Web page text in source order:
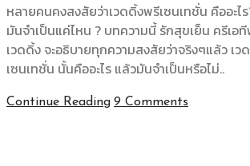
หลายคนคงสงสัยว่าเวดดิ้งพรีเซนเทชั่น คืออะไ
มันจำเป็นแค่ไหน ? บทความนี้ รักสุขเย็น ครีเอ
เวดดิ้ง จะอธิบายทุกความสงสัยว่าจริงๆแล้ว เว
เซนเทชั่น นั้นคืออะไร แล้วมันจำเป็นหรือไม่..
Continue Reading 9 Comments